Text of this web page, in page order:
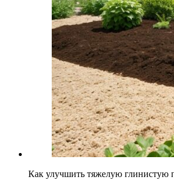
Как улучшить тяжелую глинистую